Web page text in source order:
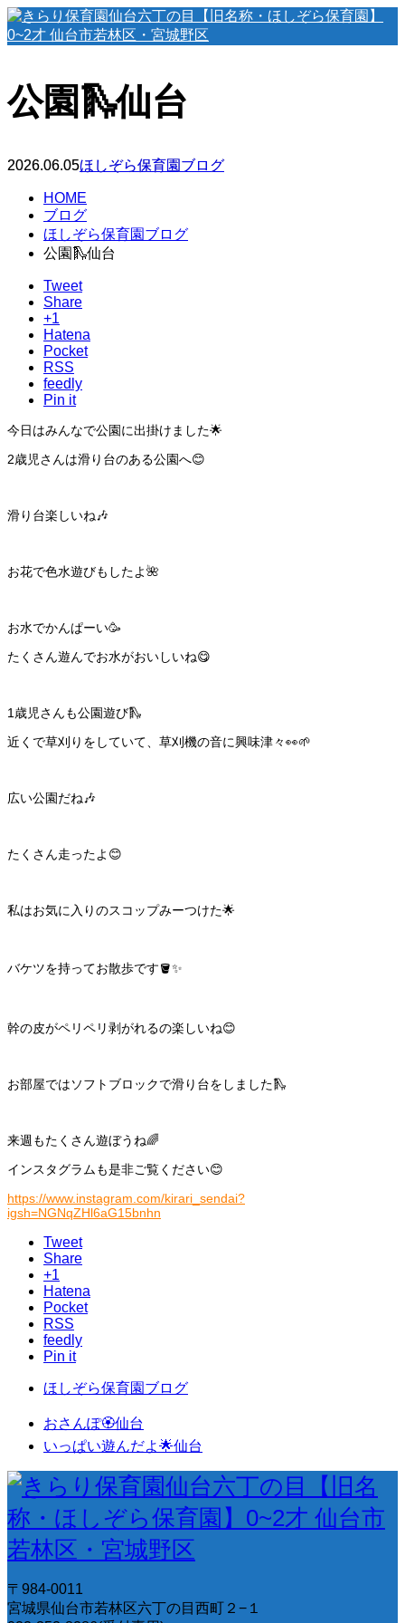
公園🛝仙台
2026.06.05ほしぞら保育園ブログ
HOME
ブログ
ほしぞら保育園ブログ
公園🛝仙台
Tweet
Share
+1
Hatena
Pocket
RSS
feedly
Pin it
今日はみんなで公園に出掛けました🌟
2歳児さんは滑り台のある公園へ😊
滑り台楽しいね🎶
お花で色水遊びもしたよ🌺
お水でかんぱーい🥳
たくさん遊んでお水がおいしいね😋
1歳児さんも公園遊び🛝
近くで草刈りをしていて、草刈機の音に興味津々👀🌱
広い公園だね🎶
たくさん走ったよ😊
私はお気に入りのスコップみーつけた🌟
バケツを持ってお散歩です🪣✨
幹の皮がペリペリ剥がれるの楽しいね😊
お部屋ではソフトブロックで滑り台をしました🛝
来週もたくさん遊ぼうね🌈
インスタグラムも是非ご覧ください😊
https://www.instagram.com/kirari_sendai?
igsh=NGNqZHl6aG15bnhn
Tweet
Share
+1
Hatena
Pocket
RSS
feedly
Pin it
ほしぞら保育園ブログ
おさんぽ🏵️仙台
いっぱい遊んだよ🌟仙台
〒984-0011
宮城県仙台市若林区六丁の目西町２−１